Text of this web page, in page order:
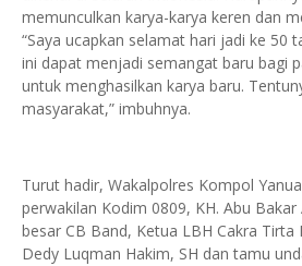
memunculkan karya-karya keren dan
“Saya ucapkan selamat hari jadi ke 50
ini dapat menjadi semangat baru bagi
untuk menghasilkan karya baru.
masyarakat,” imbuhnya.
Turut hadir, Wakalpolres Kompol
perwakilan Kodim 0809, KH. Abu Bakar
besar CB Band, Ketua LBH Cakra Tirta
Dedy Luqman Hakim, SH dan tamu